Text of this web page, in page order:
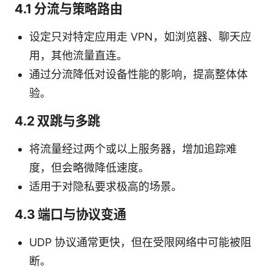
4.1 分流与策略路由
设定只对特定应用走 VPN，如浏览器、聊天应
用，其他流量直连。
通过分流降低对设备性能的影响，提高整体体
验。
4.2 双跳与多跳
将流量经过两个或以上服务器，增加追踪难
度，但会略微降低速度。
适用于对隐私要求极高的场景。
4.3 端口与协议变通
UDP 协议通常更快，但在受限网络中可能被阻
断。